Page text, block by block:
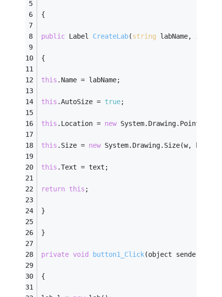
{
public Label CreateLab(string labName, int
{
this .Name = labName;
this .AutoSize = true;
this .Location = new System.Drawing.Point(x,
this .Size = new System.Drawing.Size(w, h);
this .Text = text;
return this ;
}
}
private void button1_Click(object sender,
{